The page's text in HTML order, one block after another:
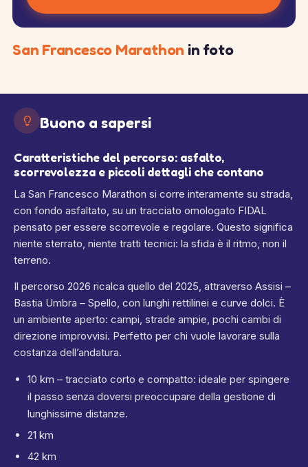
San Francesco Marathon in foto
Buono a sapersi
Caratteristiche del percorso: asfalto,
scorrevolezza e piccoli dettagli che contano
La San Francesco Marathon si corre interamente su strada,
con fondo asfaltato, su un tracciato omologato FIDAL
pensato per essere scorrevole e regolare. Questo significa
niente sterrato, niente tratti tecnici: la sfida è il ritmo, non il
terreno.
Il percorso 2026 ricalca quello del 2025, attraverso Assisi –
Bastia Umbra – Spello, con lunghi rettilinei e curve dolci. È
un ambiente aperto: campi, strade ampie, pochi cambi di
direzione improvvisi. Perfetto per chi vuole lavorare sulla
costanza dell’andatura.
10 km – tracciato corto e compatto: ideale per spingere
il passo senza doversi preoccupare della gestione di
lunghissime distanze.
21 km
42 km